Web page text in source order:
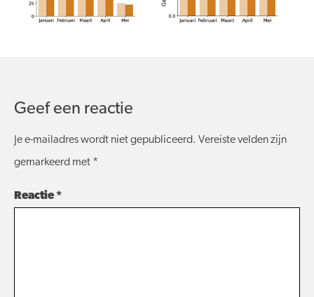
Geef een reactie
Je e-mailadres wordt niet gepubliceerd. Vereiste velden zijn
gemarkeerd met *
Reactie*